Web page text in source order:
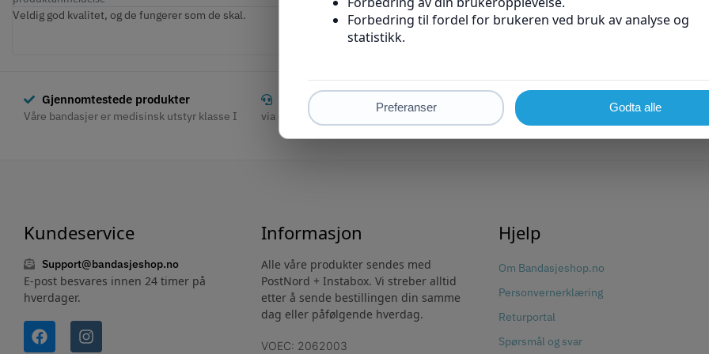
Veldig god kvalitet, og de fungerer som de skal.
Behagelig og effektiv. Etter bare én dags bruk,
Gir også god støtte ved fysiske aktiviteter
takk for rask levering fantastisk service
Gjennomtestede produkter
Våre bandasjer er medisinsk utstyr klasse I
God kundeservice
via e-post og chat
30 dagers gratis bytte*
14 dagers returrett*
Kundeservice
Support@bandasjeshop.no
E-post besvares innen 24 timer på
hverdager.
Informasjon
Alle våre produkter sendes med
PostNord + Instabox. Vi streber alltid
etter å sende bestillingen din samme
dag eller påfølgende hverdag.
VOEC: 2062003
Hjelp
Om Bandasjeshop.no
Personvernerklæring
Returportal
Spørsmål og svar